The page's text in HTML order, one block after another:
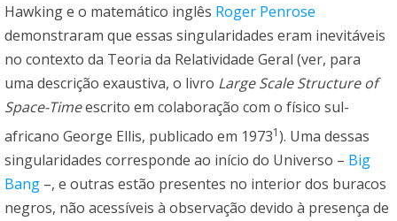
Hawking e o matemático inglês Roger Penrose
demonstraram que essas singularidades eram inevitáveis
no contexto da Teoria da Relatividade Geral (ver, para
uma descrição exaustiva, o livro Large Scale Structure of
Space-Timeescrito em colaboração com o físico sul-
africano George Ellis, publicado em 19731). Uma dessas
singularidades corresponde ao início do Universo – Big
Bang –, e outras estão presentes no interior dos buracos
negros, não acessíveis à observação devido à presença de